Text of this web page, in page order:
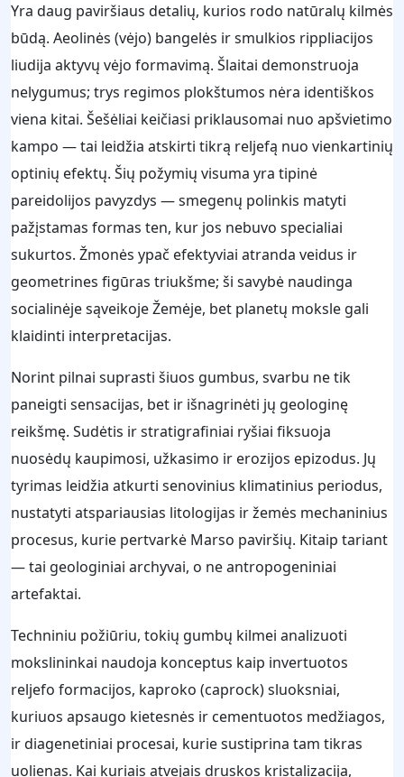
Yra daug paviršiaus detalių, kurios rodo natūralų kilmės
būdą. Aeolinės (vėjo) bangelės ir smulkios rippliacijos
liudija aktyvų vėjo formavimą. Šlaitai demonstruoja
nelygumus; trys regimos plokštumos nėra identiškos
viena kitai. Šešėliai keičiasi priklausomai nuo apšvietimo
kampo — tai leidžia atskirti tikrą reljefą nuo vienkartinių
optinių efektų. Šių požymių visuma yra tipinė
pareidolijos pavyzdys — smegenų polinkis matyti
pažįstamas formas ten, kur jos nebuvo specialiai
sukurtos. Žmonės ypač efektyviai atranda veidus ir
geometrines figūras triukšme; ši savybė naudinga
socialinėje sąveikoje Žemėje, bet planetų moksle gali
klaidinti interpretacijas.
Norint pilnai suprasti šiuos gumbus, svarbu ne tik
paneigti sensacijas, bet ir išnagrinėti jų geologinę
reikšmę. Sudėtis ir stratigrafiniai ryšiai fiksuoja
nuosėdų kaupimosi, užkasimo ir erozijos epizodus. Jų
tyrimas leidžia atkurti senovinius klimatinius periodus,
nustatyti atspariausias litologijas ir žemės mechaninius
procesus, kurie pertvarkė Marso paviršių. Kitaip tariant
— tai geologiniai archyvai, o ne antropogeniniai
artefaktai.
Techniniu požiūriu, tokių gumbų kilmei analizuoti
mokslininkai naudoja konceptus kaip invertuotos
reljefo formacijos, kaproko (caprock) sluoksniai,
kuriuos apsaugo kietesnės ir cementuotos medžiagos,
ir diagenetiniai procesai, kurie sustiprina tam tikras
uolienas. Kai kuriais atvejais druskos kristalizacija,